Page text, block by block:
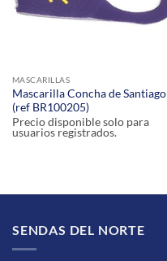
MASCARILLAS
Mascarilla Concha de Santiago
(ref BR100205)
Precio disponible solo para
usuarios registrados.
SENDAS DEL NORTE